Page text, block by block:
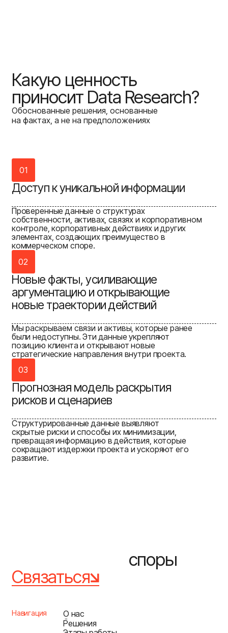
Какую ценность
приносит Data Research?
Обоснованные решения, основанные
на фактах, а не на предположениях
01
Доступ к уникальной информации
Проверенные данные о структурах
собственности, активах, связях и корпоративном
контроле, корпоративных действиях и других
элементах, создающих преимущество в
коммерческом споре.
02
Новые факты, усиливающие
аргументацию и открывающие
новые траектории действий
Мы раскрываем связи и активы, которые ранее
были недоступны. Эти данные укрепляют
позицию клиента и открывают новые
стратегические направления внутри проекта.
03
Прогнозная модель раскрытия
рисков и сценариев
Структурированные данные выявляют
скрытые риски и способы их минимизации,
превращая информацию в действия, которые
сокращают издержки проекта и ускоряют его
развитие.
споры
Связаться
Навигация
О нас
О нас
Решения